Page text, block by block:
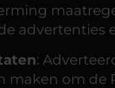
advertenties
:
maken om de